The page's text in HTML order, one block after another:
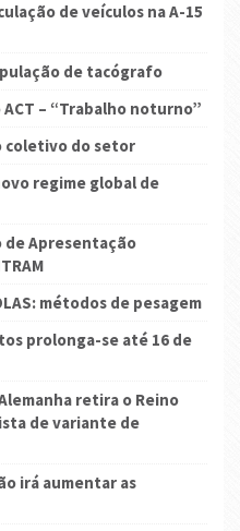
de veículos na A-15
de tacógrafo
– “Trabalho noturno”
coletivo do setor
regime global de
de Apresentação
métodos de pesagem
prolonga-se até 16 de
retira o Reino
de variante de
irá aumentar as